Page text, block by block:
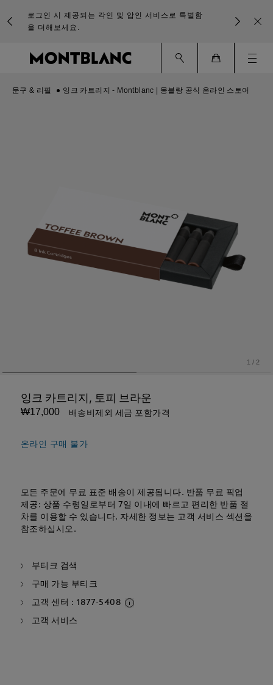
로그인 시 제공되는 각인 및 압인 서비스로 특별함
을 더해보세요.
문구 & 리필 잉크 카트리지 - Montblanc | 몽블랑 공식 온라인 스토어
1 / 2
잉크 카트리지, 토피 브라운
₩17,000 배송비제외 세금 포함가격
온라인 구매 불가
모든 주문에 무료 표준 배송이 제공됩니다. 반품 무료 픽업
제공: 상품 수령일로부터 7일 이내에 빠르고 편리한 반품 절
차를 이용할 수 있습니다. 자세한 정보는 고객 서비스 섹션을
참조하십시오.
부티크 검색
구매 가능 부티크
고객 센터 : 1877-5408
고객 서비스